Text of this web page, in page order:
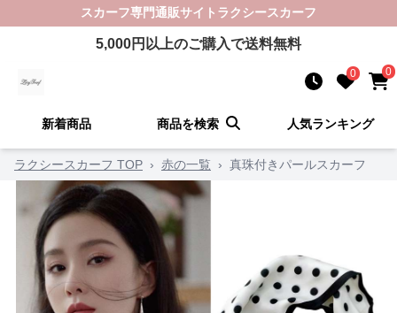
スカーフ専門通販サイト ラクシースカーフ
5,000円以上のご購入で送料無料
0 0
新着商品 商品を検索 人気ランキング
ラクシースカーフ TOP › 赤の一覧 › 真珠付きパールスカーフ